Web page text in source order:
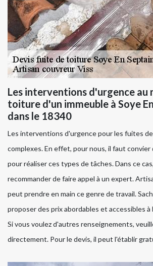
Les interventions d'urgence au
toiture d'un immeuble à Soye
dans le 18340
Les interventions d'urgence pour les fuites
complexes. En effet, pour nous, il faut
pour réaliser ces types de tâches. Dans ce
recommander de faire appel à un expert.
peut prendre en main ce genre de travail.
proposer des prix abordables et accessibles à
Si vous voulez d'autres renseignements,
directement. Pour le devis, il peut l'établir